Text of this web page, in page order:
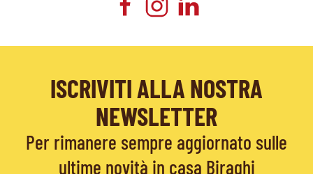
ISCRIVITI ALLA NOSTRA
NEWSLETTER
Per rimanere sempre aggiornato sulle
ultime novità in casa Biraghi